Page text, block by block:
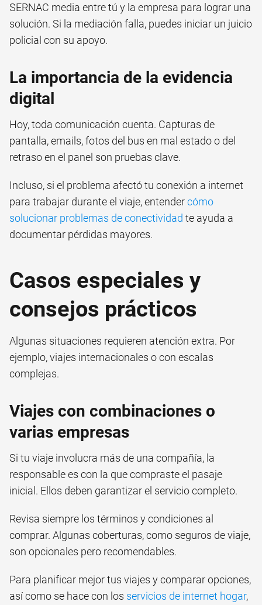
SERNAC media entre tú y la empresa para lograr una
solución. Si la mediación falla, puedes iniciar un juicio
policial con su apoyo.
La importancia de la evidencia
digital
Hoy, toda comunicación cuenta. Capturas de
pantalla, emails, fotos del bus en mal estado o del
retraso en el panel son pruebas clave.
Incluso, si el problema afectó tu conexión a internet
para trabajar durante el viaje, entendercómo
solucionar problemas de conectividad te ayuda a
documentar pérdidas mayores.
Casos especiales y
consejos prácticos
Algunas situaciones requieren atención extra. Por
ejemplo, viajes internacionales o con escalas
complejas.
Viajes con combinaciones o
varias empresas
Si tu viaje involucra más de una compañía, la
responsable es con la que compraste el pasaje
inicial. Ellos deben garantizar el servicio completo.
Revisa siempre los términos y condiciones al
comprar. Algunas coberturas, como seguros de viaje,
son opcionales pero recomendables.
Para planificar mejor tus viajes y comparar opciones,
así como se hace con los servicios de internet hogar,